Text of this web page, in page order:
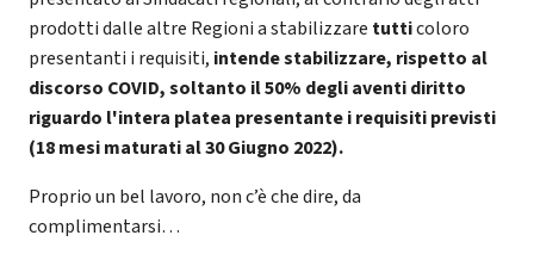
prodotti dalle altre Regioni a stabilizzare tutticoloro
presentanti i requisiti, intende stabilizzare, rispetto al
discorso COVID, soltanto il 50% degli aventi diritto
riguardo l'intera platea presentante i requisiti previsti
(18 mesi maturati al 30 Giugno 2022).
Proprio un bel lavoro, non c’è che dire, da
complimentarsi…